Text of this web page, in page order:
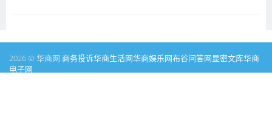
2026 © 华商网 商务投诉华商生活网华商娱乐网布谷问答网显密文库华商
电子网